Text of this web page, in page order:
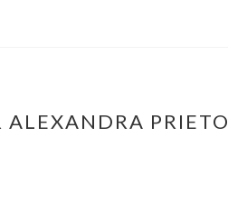
ALEXANDRA PRIETO